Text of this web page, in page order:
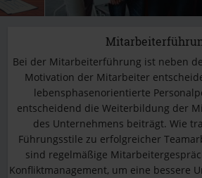
Bei der Mitarbeiterführung ist neben
Motivation der Mitarbeiter
lebensphasenorientierte
entscheidend die Weiterbildung der
des Unternehmens beiträgt. Wie
Führungsstile zu erfolgreicher
sind regelmäßige
Konfliktmanagement, um eine bessere